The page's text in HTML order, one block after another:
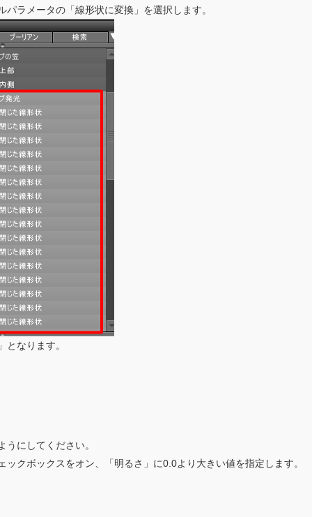
ラメータの「線形状に変換」を選択します。
なります。
にしてください。
クボックスをオン、「明るさ」に0.0より大きい値を指定します。